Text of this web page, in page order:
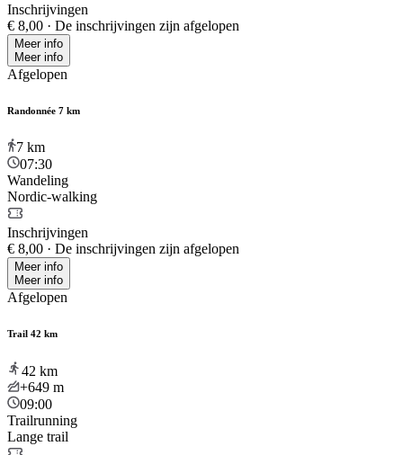
Inschrijvingen
€ 8,00 · De inschrijvingen zijn afgelopen
Meer info
Meer info
Afgelopen
Randonnée 7 km
7 km
07:30
Wandeling
Nordic-walking
Inschrijvingen
€ 8,00 · De inschrijvingen zijn afgelopen
Meer info
Meer info
Afgelopen
Trail 42 km
42 km
+649 m
09:00
Trailrunning
Lange trail